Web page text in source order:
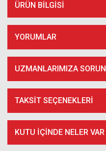
ÜRÜN BILGISI
YORUMLAR
UZMANLARIMIZA SORUN
TAKSIT SEÇENEKLERI
KUTU İÇİNDE NELER VAR